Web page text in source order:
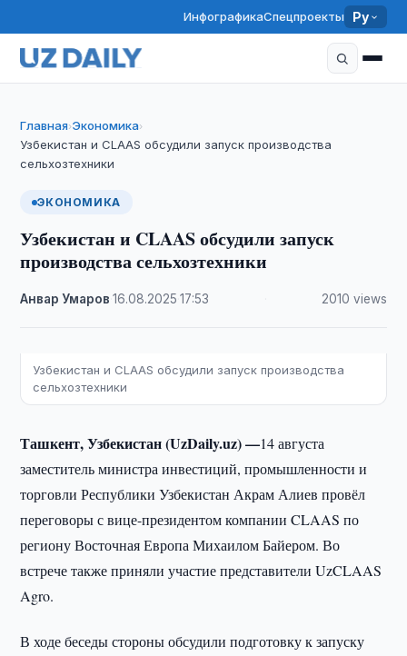
ИнфографикаСпецпроекты Ру
Главная›Экономика›
Узбекистан и CLAAS обсудили запуск производства
сельхозтехники
ЭКОНОМИКА
Узбекистан и CLAAS обсудили запуск
производства сельхозтехники
Анвар Умаров ·16.08.2025 ·17:53 2010 views
Узбекистан и CLAAS обсудили запуск производства
сельхозтехники
Ташкент, Узбекистан (UzDaily.uz) —14 августа
заместитель министра инвестиций, промышленности и
торговли Республики Узбекистан Акрам Алиев провёл
переговоры с вице-президентом компании CLAAS по
региону Восточная Европа Михаилом Байером. Во
встрече также приняли участие представители UzCLAAS
Agro.
В ходе беседы стороны обсудили подготовку к запуску